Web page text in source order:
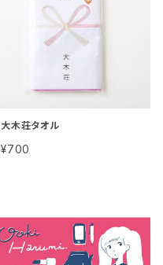
大木荘タオル
¥700